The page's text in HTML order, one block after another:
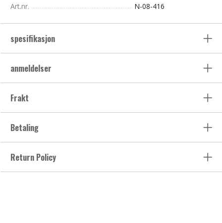
Art.nr. N-08-416
spesifikasjon
anmeldelser
Frakt
Betaling
Return Policy